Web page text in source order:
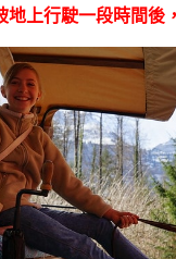
地上行駛一段時間後，